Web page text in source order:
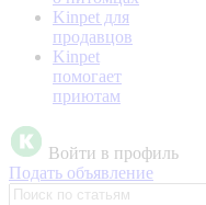
Kinpet для
продавцов
Kinpet
помогает
приютам
Войти в профиль
Подать объявление